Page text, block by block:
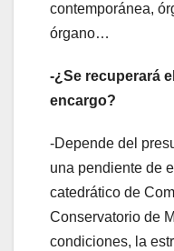
contemporánea,
órgano…
-¿Se recuperará
encargo?
-Depende del
una pendiente de
catedrático de
Conservatorio de
condiciones, la